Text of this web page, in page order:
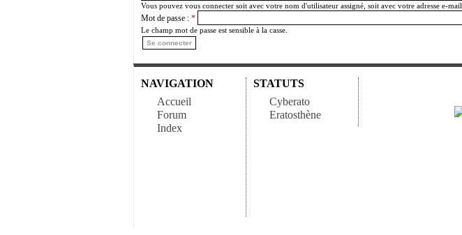
Vous pouvez vous connecter soit avec votre nom d'utilisateur assigné, soit avec votre adresse e-mail.
Mot de passe : *
Le champ mot de passe est sensible à la casse.
NAVIGATION
Accueil
Forum
Index
STATUTS
Cyberato
Eratosthène